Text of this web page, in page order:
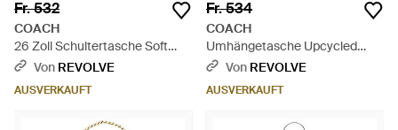
Fr. 532
COACH
26 Zoll Schultertasche Soft
Quilted Tabby - Natur
Von REVOLVE
AUSVERKAUFT
Fr. 534
COACH
Umhängetasche Upcycled
Denim Patchwork - Blau
Von REVOLVE
AUSVERKAUFT